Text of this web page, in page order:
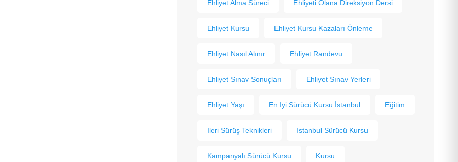
Ehliyet Alma Süreci Ehliyeti Olana Direksiyon Dersi
Ehliyet Kursu Ehliyet Kursu Kazaları Önleme
Ehliyet Nasıl Alınır Ehliyet Randevu
Ehliyet Sınav Sonuçları Ehliyet Sınav Yerleri
Ehliyet Yaşı En Iyi Sürücü Kursu İstanbul Eğitim
Ileri Sürüş Teknikleri Istanbul Sürücü Kursu
Kampanyalı Sürücü Kursu Kursu